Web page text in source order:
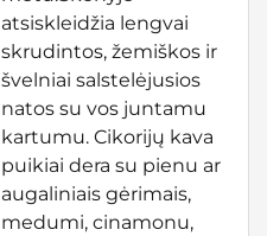
atsiskleidžia lengvai
skrudintos, žemiškos ir
švelniai salstelėjusios
natos su vos juntamu
kartumu. Cikorijų kava
puikiai dera su pienu ar
augaliniais gėrimais,
medumi, cinamonu,